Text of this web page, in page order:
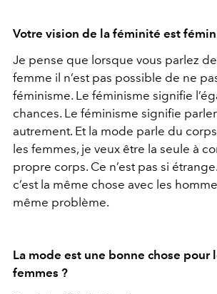
Votre vision de la féminité est
Je pense que lorsque vous parlez
femme il n’est pas possible de ne
féminisme. Le féminisme signifie
chances. Le féminisme signifie
autrement. Et la mode parle du
les femmes, je veux être la seule à
propre corps. Ce n’est pas si
c’est la même chose avec les
même problème.
La mode est une bonne chose pour
femmes ?